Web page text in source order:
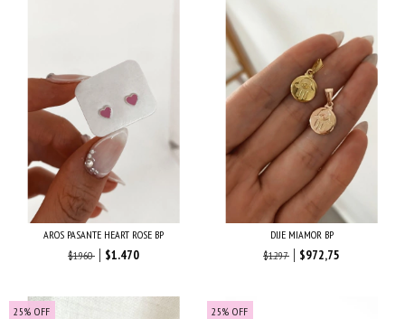
AROS PASANTE HEART ROSE BP
$1.960
$1.470
DIJE MIAMOR BP
$1.297
$972,75
25% OFF 25% OFF